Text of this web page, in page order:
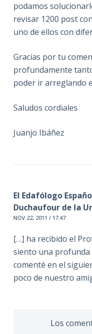
podamos
revisar 1200 post
uno de ellos con
Gracias por tu
profundamente
poder ir arreglando
Saludos cordiales
Juanjo Ibáñez
El Edafólogo
Duchaufour de la
NOV 22, 2011 / 17:47
[…] ha recibido el
siento una profunda
comenté en el
poco de nuestro
Los